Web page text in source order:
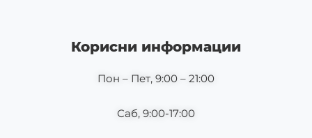
o
o
g
r
m
Корисни информации
Пон – Пет, 9:00 – 21:00
Саб, 9:00-17:00